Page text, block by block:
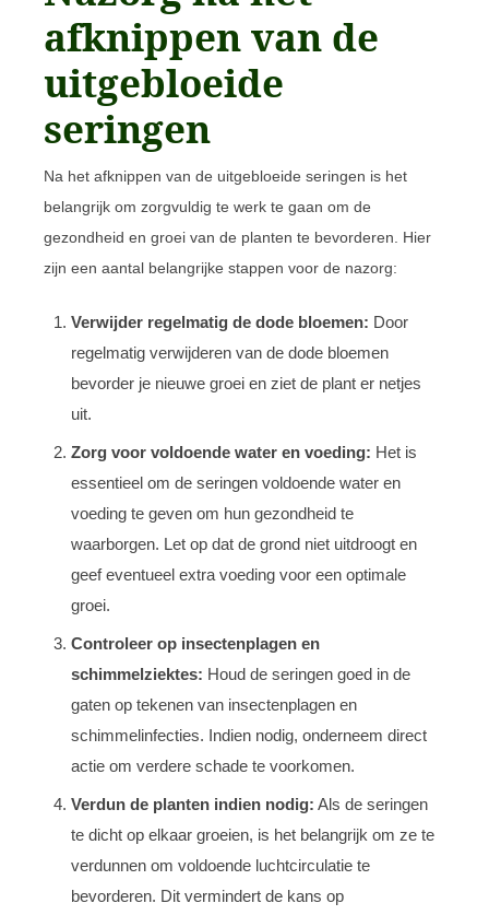
afknippen van de
uitgebloeide
seringen
Na het afknippen van de uitgebloeide seringen is het
belangrijk om zorgvuldig te werk te gaan om de
gezondheid en groei van de planten te bevorderen. Hier
zijn een aantal belangrijke stappen voor de nazorg:
Verwijder regelmatig de dode bloemen: Door
regelmatig verwijderen van de dode bloemen
bevorder je nieuwe groei en ziet de plant er netjes
uit.
Zorg voor voldoende water en voeding: Het is
essentieel om de seringen voldoende water en
voeding te geven om hun gezondheid te
waarborgen. Let op dat de grond niet uitdroogt en
geef eventueel extra voeding voor een optimale
groei.
Controleer op insectenplagen en
schimmelziektes: Houd de seringen goed in de
gaten op tekenen van insectenplagen en
schimmelinfecties. Indien nodig, onderneem direct
actie om verdere schade te voorkomen.
Verdun de planten indien nodig: Als de seringen
te dicht op elkaar groeien, is het belangrijk om ze te
verdunnen om voldoende luchtcirculatie te
bevorderen. Dit vermindert de kans op